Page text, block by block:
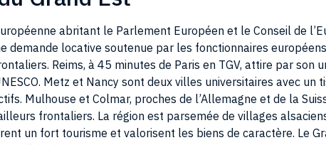
demande locative soutenue par les fonctionnaires
Reims, à 45 minutes de Paris en TGV, attire par son
Metz et Nancy sont deux villes universitaires avec un
Mulhouse et Colmar, proches de l’Allemagne et de la
frontaliers. La région est parsemée de villages
un fort tourisme et valorisent les biens de caractère. Le
(Champagne, Alsace).